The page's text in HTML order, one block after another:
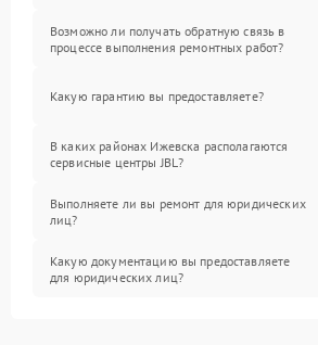
Возможно ли получать обратную связь в
процессе выполнения ремонтных работ?
Какую гарантию вы предоставляете?
В каких районах Ижевска располагаются
сервисные центры JBL?
Выполняете ли вы ремонт для юридических
лиц?
Какую документацию вы предоставляете
для юридических лиц?